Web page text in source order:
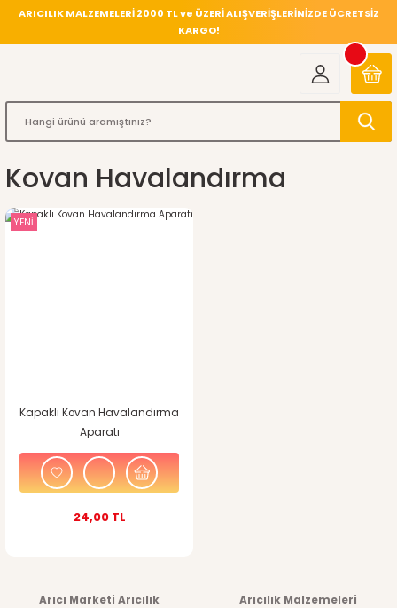
ARICILIK MALZEMELERİ 2000 TL ve ÜZERİ ALIŞVERİŞLERİNİZDE ÜCRETSİZ
KARGO!
Kovan Havalandırma
YENİ
Kapaklı Kovan Havalandırma
Aparatı
24,00 TL
Arıcı Marketi Arıcılık
Arıcılık Malzemeleri